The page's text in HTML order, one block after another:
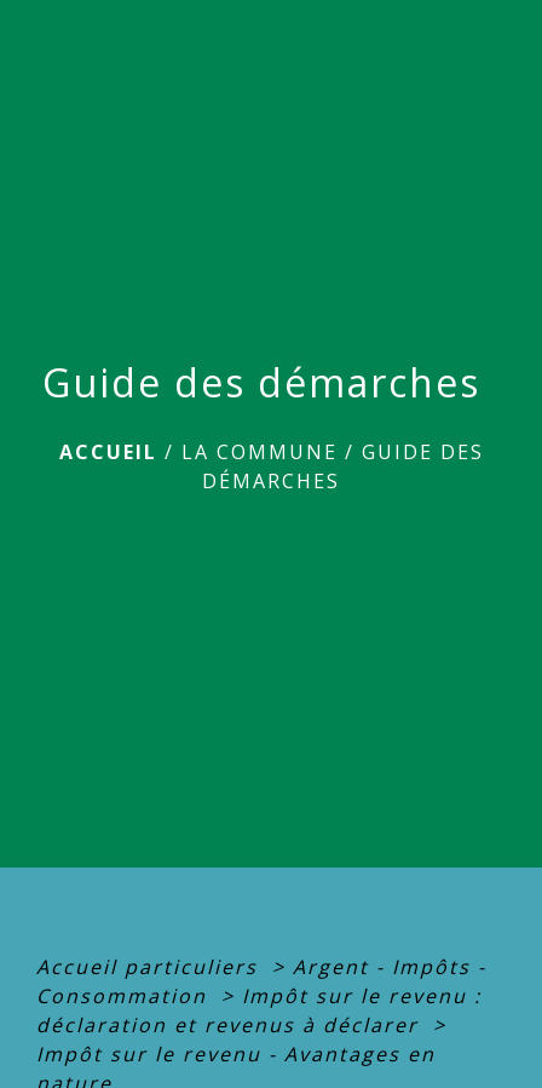
Guide des démarches
ACCUEIL / LA COMMUNE / GUIDE DES
DÉMARCHES
Accueil particuliers > Argent - Impôts -
Consommation
> Impôt sur le revenu :
déclaration et revenus à déclarer >
Impôt sur le revenu - Avantages en